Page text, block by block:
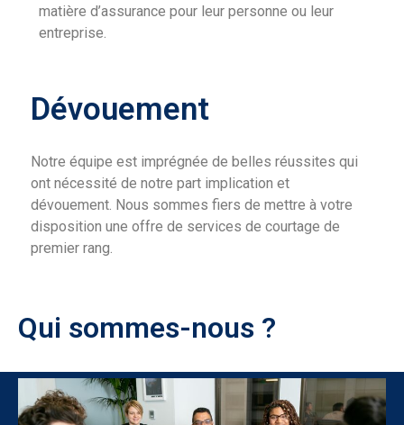
matière d’assurance pour leur personne ou leur
entreprise.
Dévouement
Notre équipe est imprégnée de belles réussites qui
ont nécessité de notre part implication et
dévouement. Nous sommes fiers de mettre à votre
disposition une offre de services de courtage de
premier rang.
Qui sommes-nous ?